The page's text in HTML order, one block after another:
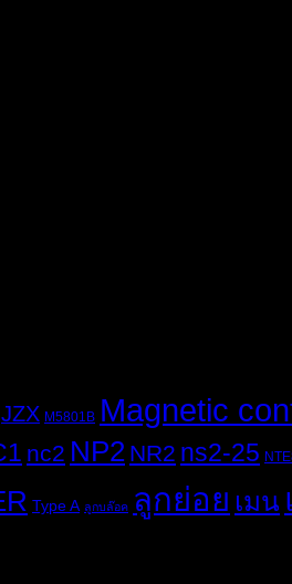
JZX M5801B Magnetic
nc2 NP2 NR2 ns2-25
Type A ลูกบล๊อค ลูกย่อย เมน